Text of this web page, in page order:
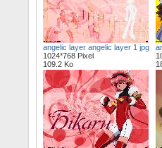
angelic layer angelic layer 1 jpg
1024*768 Pixel
109.2 Ko